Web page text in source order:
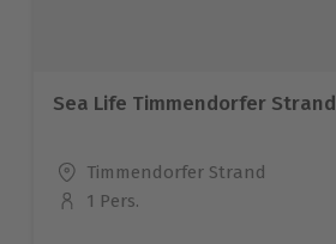
Sea Life Timmendorfer Strand
Standort
Timmendorfer Strand
Anzahl der Teilnehmer
1 Pers.